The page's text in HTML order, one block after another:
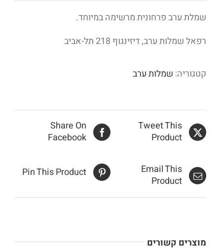
שמלת ערב פרחונית מרשימה במיוחד.
רפאל שמלות ערב, דיזינגוף 218 תל-אביב
קטגוריה: שמלות ערב
Share On
Facebook
Tweet This
Product
Pin This Product
Email This
Product
מוצרים קשורים